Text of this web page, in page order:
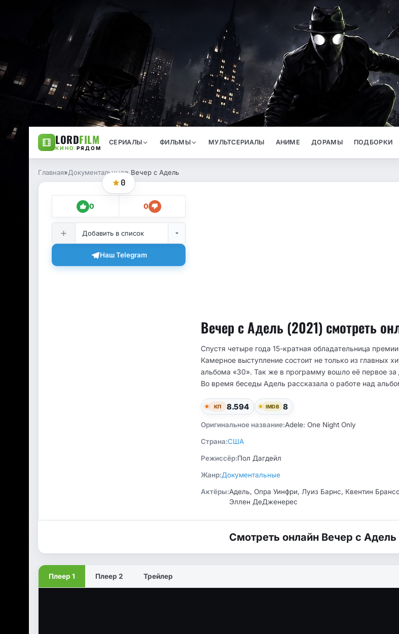
LORDFILM
КИНО РЯДОМ
СЕРИАЛЫ ФИЛЬМЫ МУЛЬТСЕРИАЛЫ АНИМЕ ДОРАМЫ ПОДБОРКИ
Главная»Документальные» Вечер с Адель
0
0 0
Добавить в список
Наш Telegram
Вечер с Адель (2021) смотреть
Спустя четыре года 15-кратная обладательница
Камерное выступление состоит не только из главных
альбома «30». Так же в программу вошло её первое
Во время беседы Адель рассказала о работе над
КП 8.594 IMDB 8
Оригинальное название:Adele: One Night Only
Страна:США
Режиссёр:Пол Дагдейл
Жанр:Документальные
Актёры:Адель, Опра Уинфри, Луиз Барнс, Квентин
Эллен ДеДженерес
Смотреть онлайн Вечер с Адель
Плеер 1 Плеер 2 Трейлер